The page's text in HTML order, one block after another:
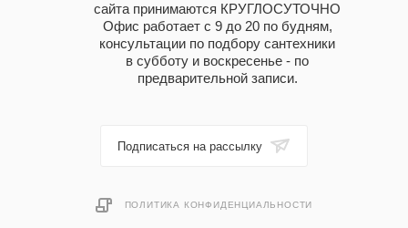
сайта принимаются КРУГЛОСУТОЧНО
Офис работает с 9 до 20 по будням,
консультации по подбору сантехники
в субботу и воскресенье - по
предварительной записи.
Подписаться на рассылку
ПОЛИТИКА КОНФИДЕНЦИАЛЬНОСТИ